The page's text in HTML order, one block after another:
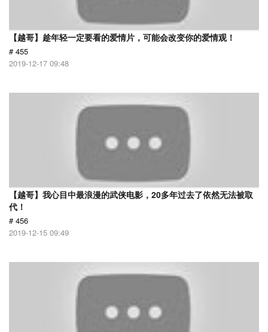
【越哥】趁年轻一定要看的爱情片，可能会改变你的爱情观！
# 455
2019-12-17 09:48
【越哥】我心目中最浪漫的武侠电影，20多年过去了依然无法被取
代！
# 456
2019-12-15 09:49